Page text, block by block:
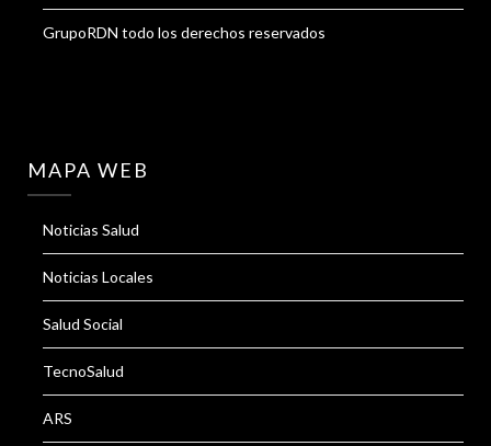
GrupoRDN todo los derechos reservados
MAPA WEB
Noticias Salud
Noticias Locales
Salud Social
TecnoSalud
ARS